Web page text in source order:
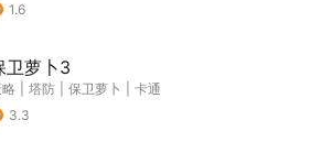
1.6
卫萝卜3
塔防 保卫萝卜
卡通
3.3